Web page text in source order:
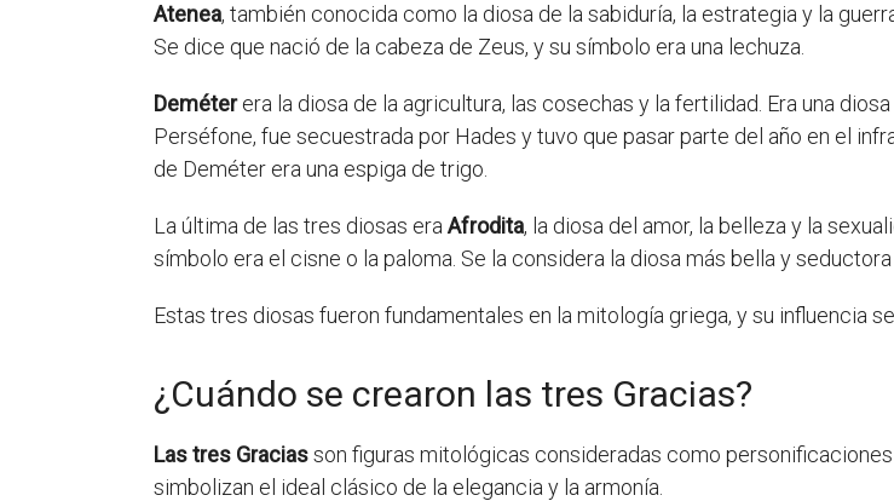
Atenea, también conocida como la diosa de la sabiduría, la estrategia y la
Se dice que nació de la cabeza de Zeus, y su símbolo era una lechuza.
Deméterera la diosa de la agricultura, las cosechas y la fertilidad. Era una
Perséfone, fue secuestrada por Hades y tuvo que pasar parte del año en el
de Deméter era una espiga de trigo.
La última de las tres diosas era Afrodita, la diosa del amor, la belleza y la
símbolo era el cisne o la paloma. Se la considera la diosa más bella y
Estas tres diosas fueron fundamentales en la mitología griega, y su influencia
¿Cuándo se crearon las tres Gracias?
Las tres Graciasson figuras mitológicas consideradas como
simbolizan el ideal clásico de la elegancia y la armonía.